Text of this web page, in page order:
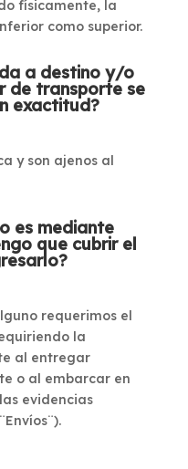
físicamente, la
como superior.
a destino y/o
de transporte se
exactitud?
y son ajenos al
es mediante
que cubrir el
requerimos el
la
al entregar
o al embarcar en
evidencias